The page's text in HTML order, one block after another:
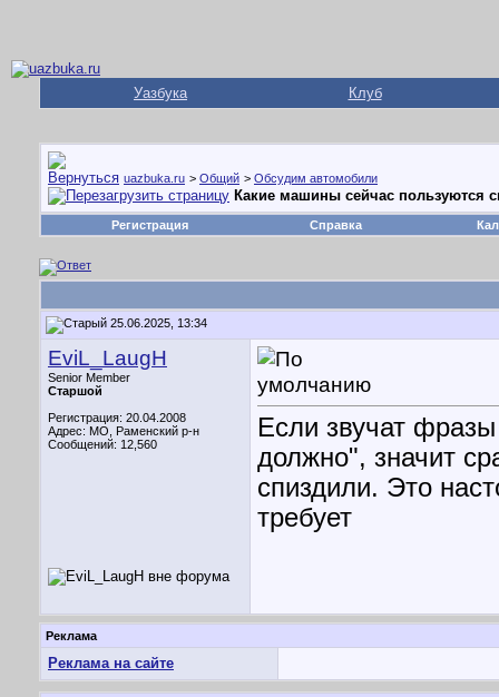
Уазбука Клуб
uazbuka.ru > Общий > Обсудим автомобили
Какие машины сейчас пользуются
Регистрация Справка
25.06.2025, 13:34
EviL_LaugH
Senior Member
Старшой
Регистрация: 20.04.2008
Адрес: МО, Раменский р-н
Сообщений: 12,560
Если звучат
должно", значит
спиздили. Это
требует
Реклама
Реклама на сайте